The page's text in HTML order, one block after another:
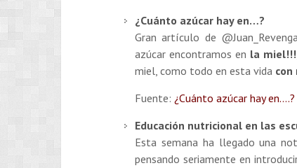
¿Cuánto azúcar hay en…?
Gran artículo de
azúcar encontramos en la miel!!!
miel, como todo en esta vida con
Fuente: ¿Cuánto azúcar hay
Educación nutricional en las
Esta semana ha llegado una
pensando seriamente en